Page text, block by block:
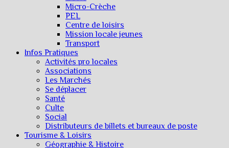
Micro-Crèche
PEL
Centre de loisirs
Mission locale jeunes
Transport
Infos Pratiques
Activités pro locales
Associations
Les Marchés
Se déplacer
Santé
Culte
Social
Distributeurs de billets et bureaux de poste
Tourisme & Loisirs
Géographie & Histoire